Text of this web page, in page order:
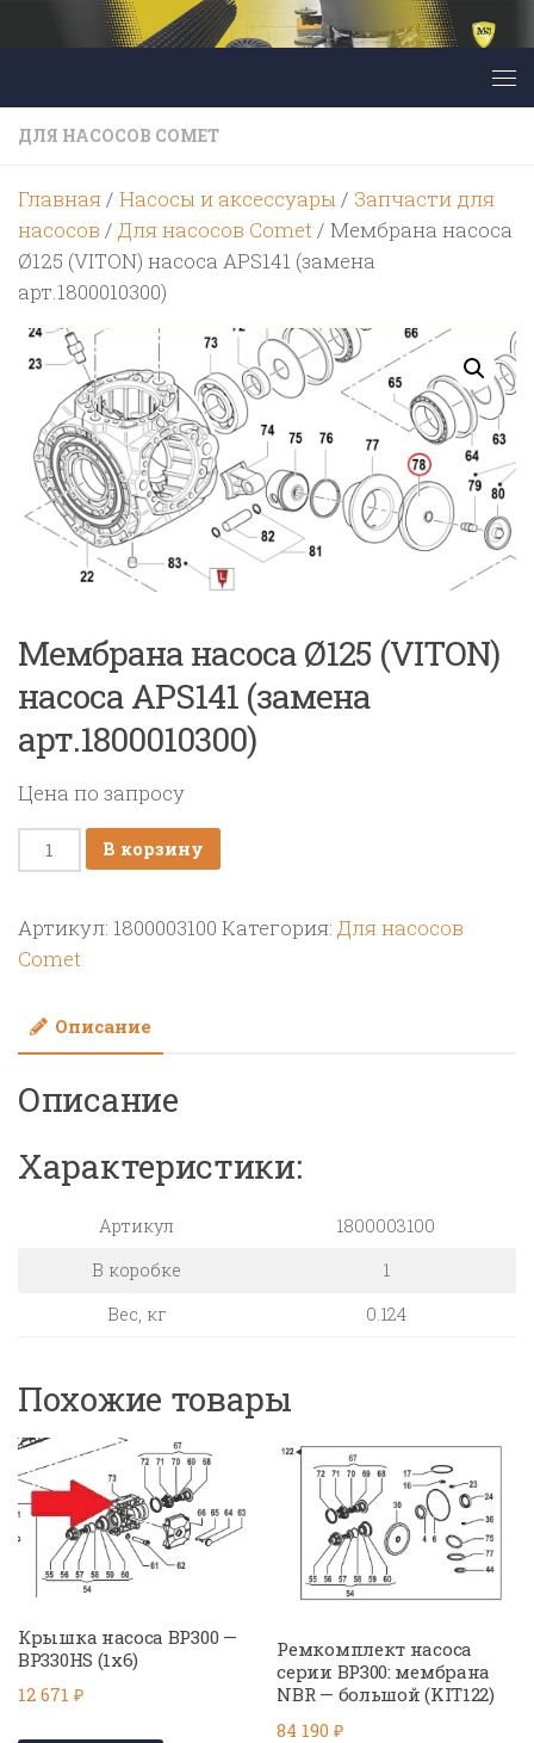
Перейти к содержимому
ДЛЯ НАСОСОВ COMET
Главная/ Насосы и аксессуары/ Запчасти для
насосов / Для насосов Comet/ Мембрана насоса
Ø125 (VITON) насоса APS141 (замена
арт.1800010300)
Мембрана насоса Ø125 (VITON)
насоса APS141 (замена
арт.1800010300)
Цена по запросу
Количество
товара
насоса
Ø125
насоса
APS141
(замена
В корзину
Артикул: 1800003100 Категория: Для насосов
Comet
Описание
Описание
Характеристики:
Артикул
1800003100
В коробке
1
Вес, кг
0.124
Похожие товары
Крышка насоса BP300 —
BP330HS (1х6)
12 671 ₽
Ремкомплект насоса
серии BP300: мембрана
NBR — большой (KIT122)
84 190₽